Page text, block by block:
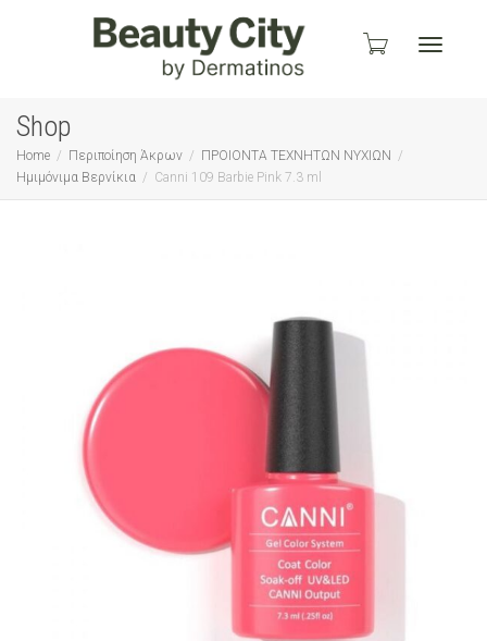
Shop
Home Περιποίηση Άκρων
ΠΡΟΙΟΝΤΑ ΤΕΧΝΗΤΩΝ ΝΥΧΙΩΝ
Ημιμόνιμα Βερνίκια
Canni 109 Barbie Pink 7.3 ml